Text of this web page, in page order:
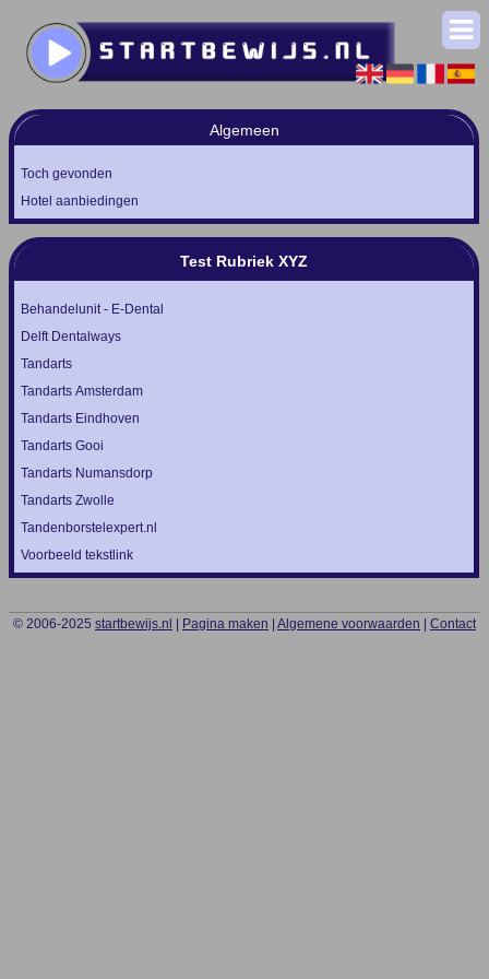
Algemeen
Toch gevonden
Hotel aanbiedingen
Test Rubriek XYZ
Behandelunit - E-Dental
Delft Dentalways
Tandarts
Tandarts Amsterdam
Tandarts Eindhoven
Tandarts Gooi
Tandarts Numansdorp
Tandarts Zwolle
Tandenborstelexpert.nl
Voorbeeld tekstlink
© 2006-2025 startbewijs.nl Pagina maken Algemene voorwaarden Contact